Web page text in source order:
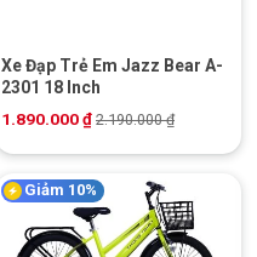
Xe Đạp Trẻ Em Jazz Bear A-
2301 18 Inch
1.890.000₫ 2.190.000₫
Giảm 10%